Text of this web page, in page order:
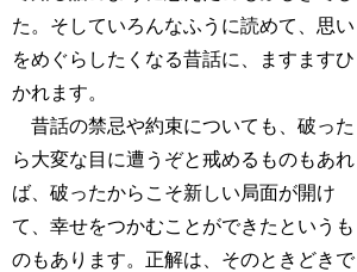
た。そしていろんなふうに読めて、思い
をめぐらしたくなる昔話に、ますますひ
かれます。
昔話の禁忌や約束についても、破った
ら大変な目に遭うぞと戒めるものもあれ
ば、破ったからこそ新しい局面が開け
て、幸せをつかむことができたというも
のもあります。正解は、そのときどきで